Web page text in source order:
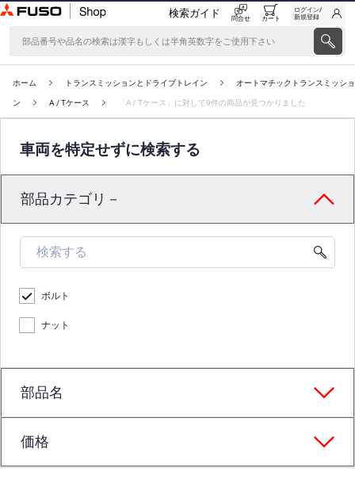
検索ガイド 問合せ カート
ログイン/
新規登録
ホーム トランスミッションとドライブトレイン オートマチックトランスミッショ
ン A / Tケース 「A / Tケース」に対して9件の商品が見つかりました
車両を特定せずに検索する
部品カテゴリ－
ボルト
ナット
部品名
価格